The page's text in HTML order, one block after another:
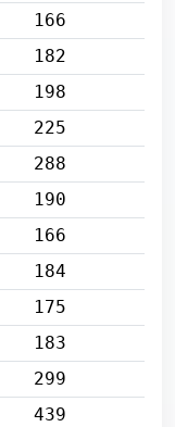
166
182
198
225
288
190
166
184
175
183
299
439